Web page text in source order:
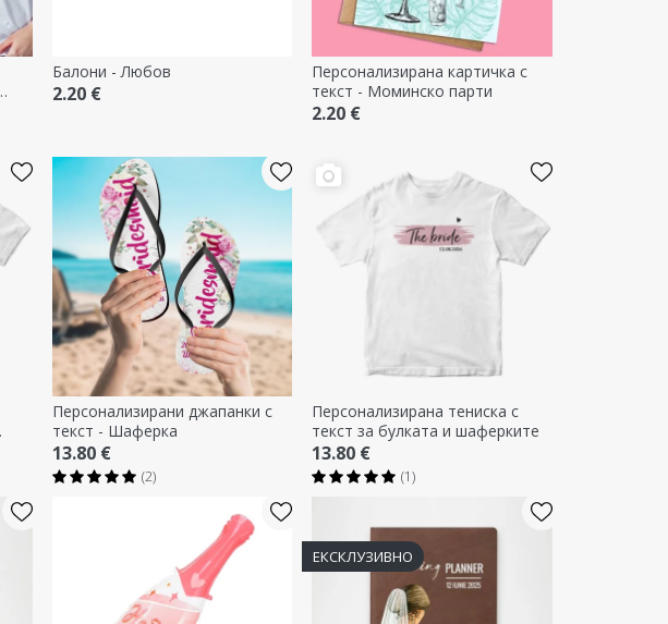
Балони - Любов
2.20 €
Персонализирана картичка с
текст - Моминско парти
2.20 €
Персонализирани джапанки с
текст - Шаферка
13.80 €
(2)
Персонализирана тениска с
текст за булката и шаферките
13.80 €
(1)
ЕКСКЛУЗИВНО